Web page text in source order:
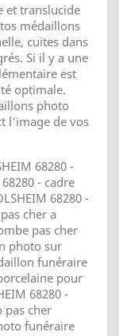
et translucide
médaillons
cuites dans
Si il y a une
est
optimale.
photo
l'image de vos
68280 -
- cadre
68280 -
cher a
pas cher
photo sur
funéraire
pour
68280 -
pas cher
funéraire